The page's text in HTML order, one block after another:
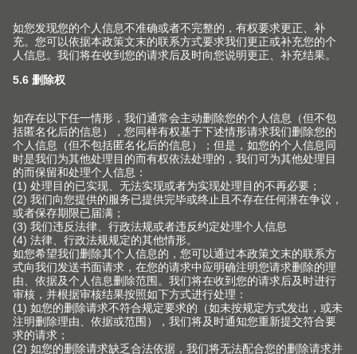
产品
Blum 百隆产品世界
上翻门系列
铰链系列
抽屉系列
导轨系列
口袋门系列
内分隔件系列
动感开合技术
在各种柜体上的应用
规划，设计及产品选择
采购及订单
包装和物流
产品和生产
安装和调节
市场营销
针对室内设计师的服务
常见问题
企业
关于Blum 百隆
事实和数据
生产基地
历史
质量和创新
可持续性
Compliance
联系方式
终端消费者服务热线
中国的经销商
联络表
销售网点
联系我们的销售
其他主题